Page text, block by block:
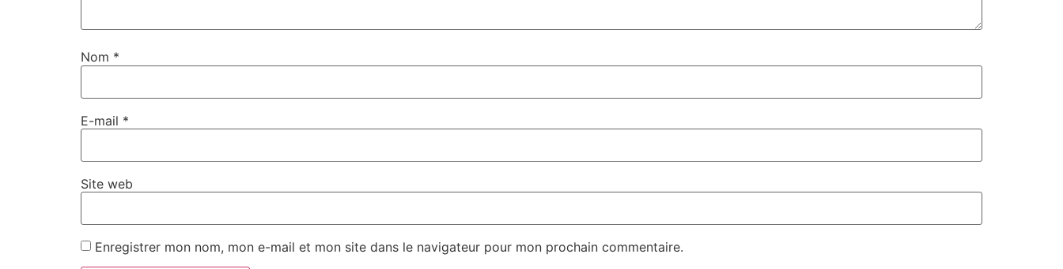
Nom *
E-mail *
Site web
Enregistrer mon nom, mon e-mail et mon site dans le navigateur pour mon prochain commentaire.